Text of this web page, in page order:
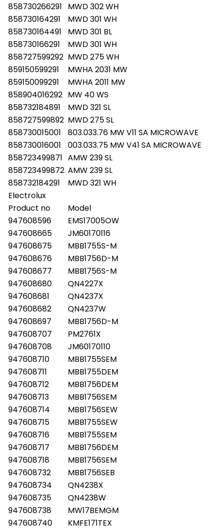
858730266291
MWD 302 WH
858730164291
MWD 301 WH
858730164491
MWD 301 BL
858730166291
MWD 301 WH
858727599292 MWD 275 WH
859150599291
MWHA 2031 MW
859150099291
MWHA 2011 MW
858904016292 MW 40 WS
858732184891
MWD 321 SL
858727599892 MWD 275 SL
858730015001
803.033.76 MW V11 SA MICROWAVE
858730016001
003.033.75 MW V41 SA MICROWAVE
858723499871 AMW 239 SL
858723499872 AMW 239 SL
858732184291
MWD 321 WH
Electrolux
Product no
Model
947608596
EMS17005OW
947608665
JM60170116
947608675
MBB1755S-M
947608676
MBB1756D-M
947608677
MBB1756S-M
947608680
QN4227X
947608681
QN4237X
947608682
QN4237W
947608697
MBB1756D-M
947608707
PM2761X
947608708
JM60170110
947608710
MBB1755SEM
947608711
MBB1755DEM
947608712
MBB1756DEM
947608713
MBB1756SEM
947608714
MBB1756SEW
947608715
MBB1755SEW
947608716
MBB1755SEM
947608717
MBB1756DEM
947608718
MBB1756SEM
947608732
MBB1756SEB
947608734
QN4238X
947608735
QN4238W
947608738
MW17BEMGM
947608740
KMFE171TEX